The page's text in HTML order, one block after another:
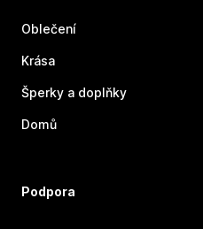
Oblečení
Krása
Šperky a doplňky
Domů
Podpora